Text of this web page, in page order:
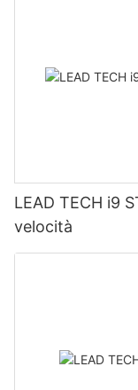
LEAD TECH i9
velocità